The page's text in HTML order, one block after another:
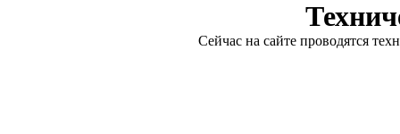
Сейчас на сайте проводятся